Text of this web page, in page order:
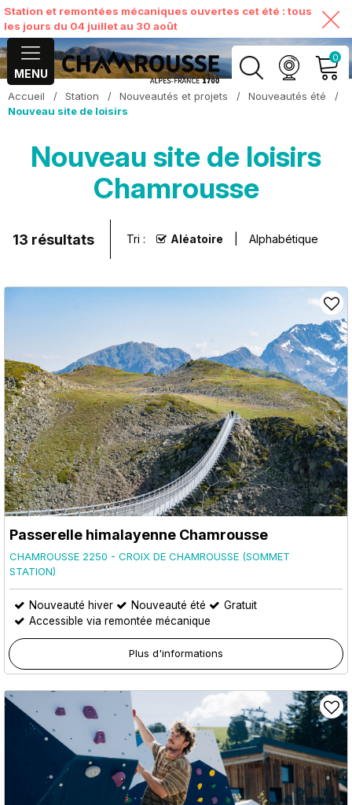
Station et remontées mécaniques ouvertes cet été : tous
les jours du 04 juillet au 30 août
MENU
0
MON COMPTE
VOIR MON PANIER
Accueil / Station / Nouveautés et projets / Nouveautés été
/
Nouveau site de loisirs
Nouveau site de loisirs
Chamrousse
13 résultats Tri : Aléatoire Alphabétique
Passerelle himalayenne Chamrousse
CHAMROUSSE 2250 - CROIX DE CHAMROUSSE (SOMMET
STATION)
Nouveauté hiver Nouveauté été
Gratuit
Accessible via remontée mécanique
Plus d'informations